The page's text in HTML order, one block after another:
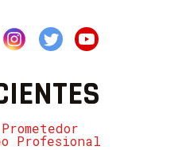
Profesional